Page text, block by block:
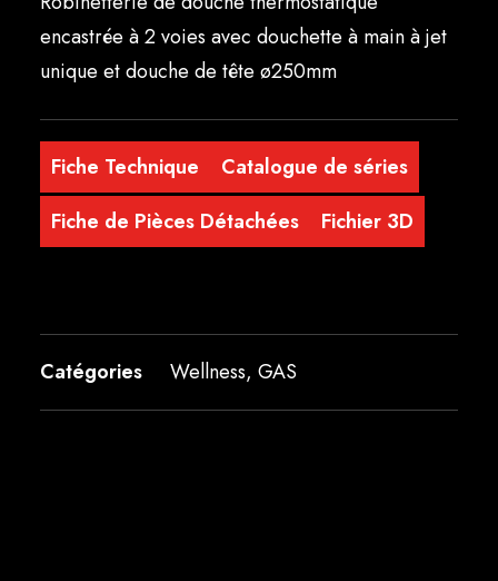
encastrée à 2 voies avec douchette à main à jet
unique et douche de tête ø250mm
Fiche Technique
Catalogue de séries
Fiche de Pièces Détachées
Fichier 3D
Catégories Wellness, GAS